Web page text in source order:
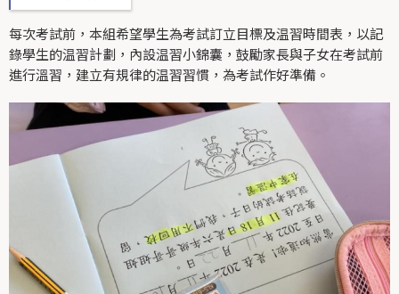
每次考試前，本組希望學生為考試訂立目標及温習時間表，以記
錄學生的温習計劃，內設温習小錦囊，鼓勵家長與子女在考試前
進行溫習，建立有規律的温習習慣，為考試作好準備。